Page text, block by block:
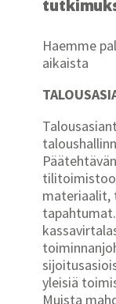
Haemme
aikaista
yleisiä
Muista